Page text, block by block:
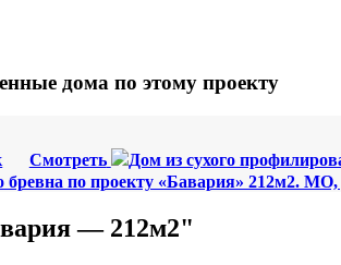
дома по этому проекту
Смотреть
Дом из сухого
бревна по проекту «Бавария» 212м2.
— 212м2"